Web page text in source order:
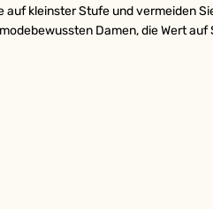
kleinster Stufe und vermeiden
Damen, die Wert auf